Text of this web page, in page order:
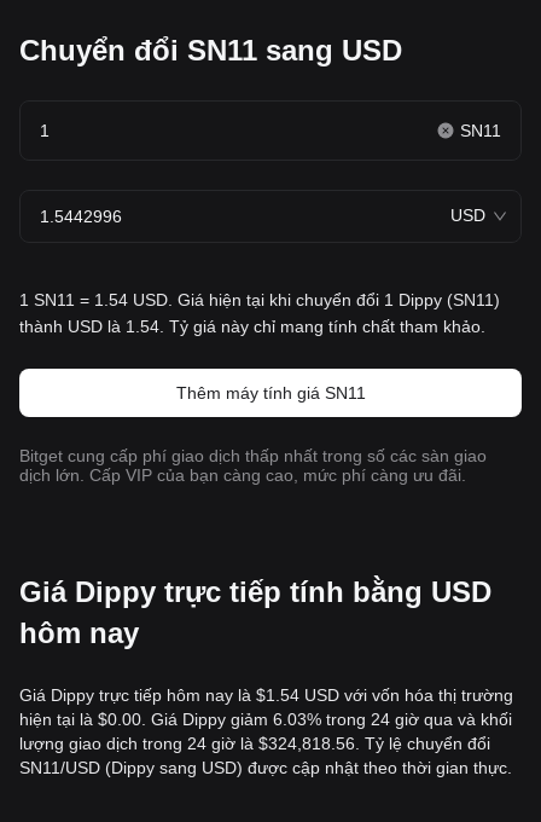
Chuyển đổi SN11 sang USD
SN11
USD
1 SN11 = 1.54 USD. Giá hiện tại khi chuyển đổi 1 Dippy (SN11)
thành USD là 1.54. Tỷ giá này chỉ mang tính chất tham khảo.
Thêm máy tính giá SN11
Bitget cung cấp phí giao dịch thấp nhất trong số các sàn giao
dịch lớn. Cấp VIP của bạn càng cao, mức phí càng ưu đãi.
Giá Dippy trực tiếp tính bằng USD
hôm nay
Giá Dippy trực tiếp hôm nay là $1.54 USD với vốn hóa thị trường
hiện tại là $0.00. Giá Dippy giảm 6.03% trong 24 giờ qua và khối
lượng giao dịch trong 24 giờ là $324,818.56. Tỷ lệ chuyển đổi
SN11/USD (Dippy sang USD) được cập nhật theo thời gian thực.